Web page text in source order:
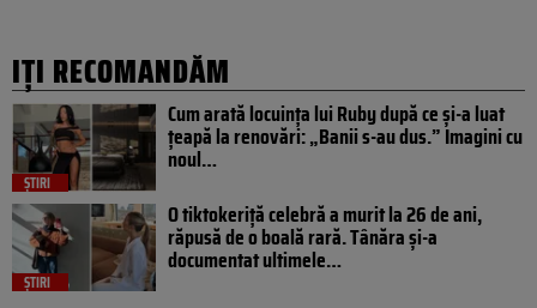
IȚI RECOMANDĂM
ȘTIRI
Cum arată locuința lui Ruby după ce și-a luat
țeapă la renovări: „Banii s-au dus.” Imagini cu
noul…
ȘTIRI
O tiktokeriță celebră a murit la 26 de ani,
răpusă de o boală rară. Tânăra și-a
documentat ultimele…